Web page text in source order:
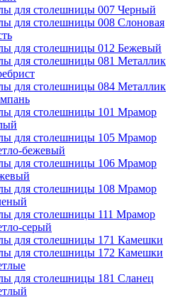
для столешницы 007 Черный
для столешницы 008 Слоновая
для столешницы 012 Бежевый
для столешницы 081 Металлик
для столешницы 084 Металлик
для столешницы 101 Мрамор
для столешницы 105 Мрамор
бежевый
для столешницы 106 Мрамор
для столешницы 108 Мрамор
для столешницы 111 Мрамор
серый
для столешницы 171 Камешки
для столешницы 172 Камешки
для столешницы 181 Сланец